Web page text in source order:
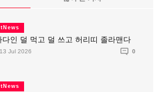
다인 덜 먹고 덜 쓰고 허리띠 졸라맨다
13 Jul 2026 0